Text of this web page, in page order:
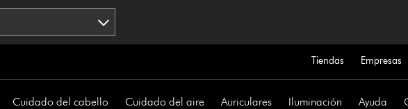
Tiendas Empresas
Cuidado del cabello Cuidado del aire Auriculares Iluminación Ayuda